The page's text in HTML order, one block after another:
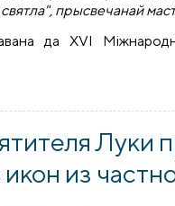
прысвечанай
да XVI
Луки
из